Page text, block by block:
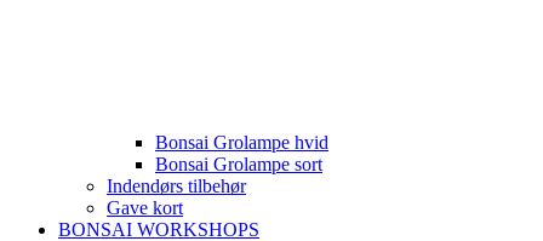
Bonsai Grolampe hvid
Bonsai Grolampe sort
Indendørs tilbehør
Gave kort
BONSAI WORKSHOPS